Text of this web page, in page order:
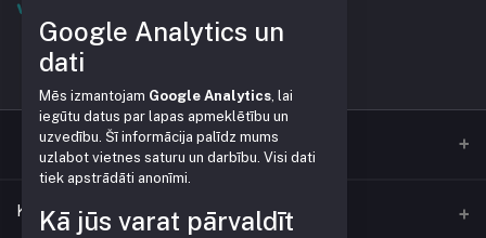
Kontakti
Google Analytics un
dati
Mēs izmantojam Google Analytics , lai
iegūtu datus par lapas apmeklētību un
uzvedību. Šī informācija palīdz mums
uzlabot vietnes saturu un darbību. Visi dati
tiek apstrādāti anonīmi.
Kā jūs varat pārvaldīt